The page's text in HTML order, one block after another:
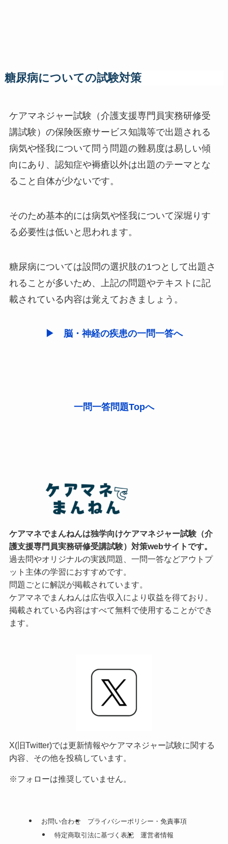
糖尿病についての試験対策
ケアマネジャー試験（介護支援専門員実務研修受
講試験）の保険医療サービス知識等で出題される
病気や怪我について問う問題の難易度は易しい傾
向にあり、認知症や褥瘡以外は出題のテーマとな
ること自体が少ないです。
そのため基本的には病気や怪我について深堀りす
る必要性は低いと思われます。
糖尿病については設問の選択肢の1つとして出題さ
れることが多いため、上記の問題やテキストに記
載されている内容は覚えておきましょう。
▶ 脳・神経の疾患の一問一答へ
一問一答問題Topへ
ケアマネでまんねんは独学向けケアマネジャー試験（介
護支援専門員実務研修受講試験）対策webサイトです。
過去問やオリジナルの実践問題、一問一答などアウトプ
ット主体の学習におすすめです。
問題ごとに解説が掲載されています。
ケアマネでまんねんは広告収入により収益を得ており。
掲載されている内容はすべて無料で使用することができ
ます。
X(旧Twitter)では更新情報やケアマネジャー試験に関する
内容、その他を投稿しています。
※フォローは推奨していません。
お問い合わせ
プライバシーポリシー・免責事項
特定商取引法に基づく表記
運営者情報